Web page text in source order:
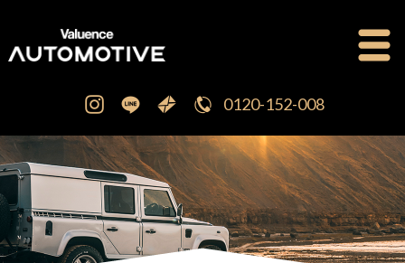
0120-152-008
公式ブログ OFFICIAL BLOG
新車・中古車販売 CAR SALES